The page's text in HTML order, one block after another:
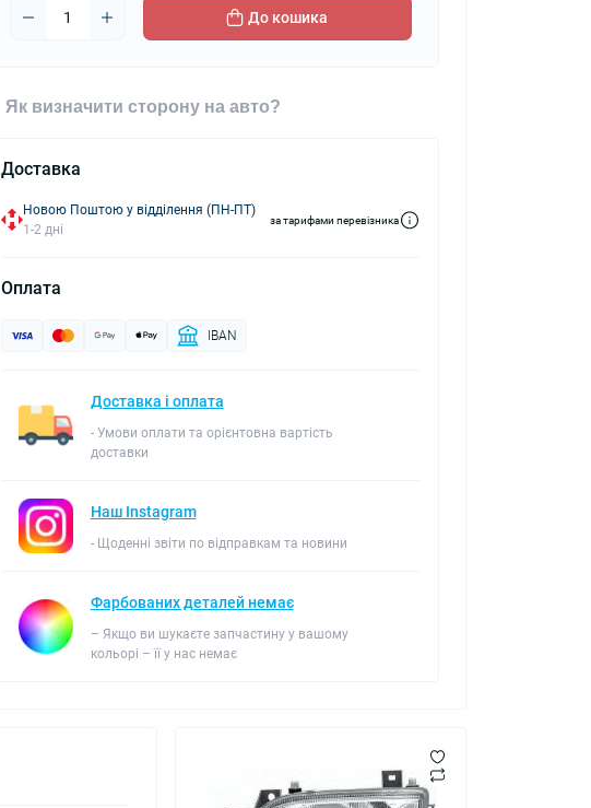
До кошика
Як визначити сторону на авто?
Доставка
Новою Поштою у відділення (ПН-ПТ)
1-2 дні
за тарифами перевізника
Оплата
IBAN
Доставка і оплата
- Умови оплати та орієнтовна вартість
доставки
Наш Instagram
- Щоденні звіти по відправкам та новини
Фарбованих деталей немає
– Якщо ви шукаєте запчастину у вашому
кольорі – її у нас немає